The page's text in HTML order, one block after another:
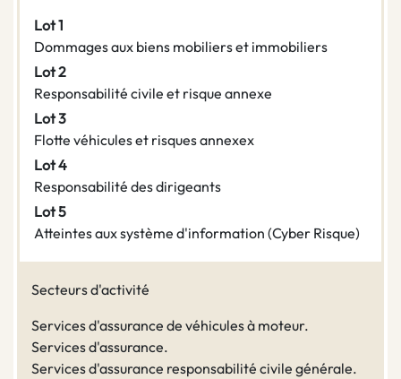
Lot 1
Dommages aux biens mobiliers et immobiliers
Lot 2
Responsabilité civile et risque annexe
Lot 3
Flotte véhicules et risques annexex
Lot 4
Responsabilité des dirigeants
Lot 5
Atteintes aux système d'information (Cyber Risque)
Secteurs d'activité
Services d'assurance de véhicules à moteur.
Services d'assurance.
Services d'assurance responsabilité civile générale.